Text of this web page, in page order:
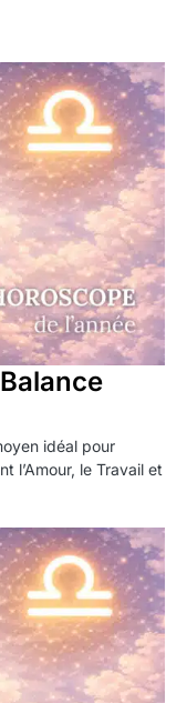
idéal pour
l’Amour, le Travail et